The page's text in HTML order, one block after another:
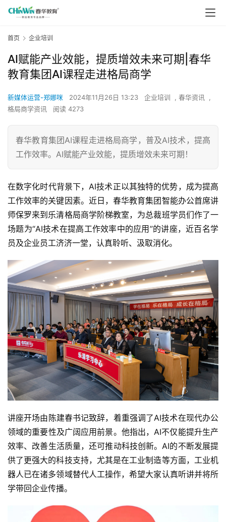
首页 企业培训
AI赋能产业效能，提质增效未来可期|春华
教育集团AI课程走进格局商学
新媒体运营-郑娜咪 2024年11月26日 13:23 企业培训 , 春华资讯 ,
格局商学资讯
阅读 4273
春华教育集团AI课程走进格局商学，普及AI技术，提高
工作效率。AI赋能产业效能，提质增效未来可期！
在数字化时代背景下，AI技术正以其独特的优势，成为提高
工作效率的关键因素。近日，春华教育集团智能办公首席讲
师保罗来到乐清格局商学阶梯教室，为总裁班学员们作了一
场题为“AI技术在提高工作效率中的应用”的讲座，近百名学
员及企业员工济济一堂，认真聆听、汲取消化。
讲座开场由陈建春书记致辞，着重强调了AI技术在现代办公
领域的重要性及广阔应用前景。他指出，AI不仅能提升生产
效率、改善生活质量，还可推动科技创新。AI的不断发展提
供了更强大的科技支持，尤其是在工业制造等方面，工业机
器人已在诸多领域替代人工操作，希望大家认真听讲并将所
学带回企业传播。